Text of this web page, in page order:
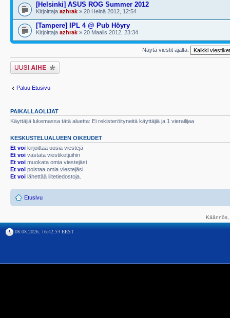
[Helsinki] ASUS ROG Summer 2012
Kirjoittaja azhrak » 20 Heinä 2012, 12:54
[Tampere] IPL 4 @ Pub Höyry
Kirjoittaja azhrak » 20 Maalis 2012, 23:34
Näytä viestit ajalta:
Lähetä uusi viesti
Paluu Etusivu
PAIKALLAOLIJAT
Käyttäjiä lukemassa tätä aluetta: Ei rekisteröityneitä käyttäjiä ja 1 vierailijaa
KESKUSTELUALUEEN OIKEUDET
Et voi kirjoittaa uusia viestejä
Et voi vastata viestiketjuihin
Et voi muokata omia viestejäsi
Et voi poistaa omia viestejäsi
Et voi lähettää liitetiedostoja.
Etusivu
08.08.2026, 16:42:53 EEST